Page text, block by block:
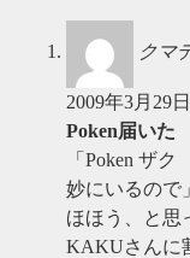
クマ
2009年3月29
Poken届いた
「Poken ザ
妙にいるので」
ほほう、と
KAKUさんに